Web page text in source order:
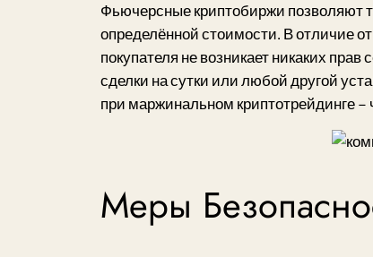
Фьючерсные криптобиржи позволяют
определённой стоимости. В отличие
покупателя не возникает никаких
сделки на сутки или любой другой
при маржинальном криптотрейдинге
Меры